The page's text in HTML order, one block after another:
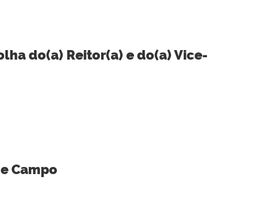
do(a) Reitor(a) e do(a) Vice-
Campo